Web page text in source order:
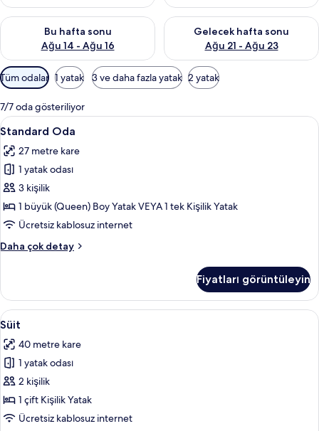
Bu hafta sonu
Ağu 14 - Ağu 16
Bu hafta sonu için müsaitliği kontrol et Ağu 14 - Ağu 16
Gelecek hafta sonu
Ağu 21 - Ağu 23
Önümüzdeki hafta sonu için
Odalar
için
mevcut
filtreler
Tüm odalar 1 yatak 3 ve daha fazla yatak 2 yatak
7/7 oda gösteriliyor
Standard
Oda
için
tüm
fotoğrafları
görün
Minibar, odada kasa, masa, ütü/ütü
13
Standard Oda
27 metre kare
1 yatak odası
3 kişilik
1 büyük (Queen) Boy Yatak VEYA 1 tek Kişilik Yatak
Ücretsiz kablosuz internet
Daha çok detay
Standard
fazla
detay
Fiyatları görüntüleyin
Süit
için
tüm
fotoğrafları
görün
4
Süit
40 metre kare
1 yatak odası
2 kişilik
1 çift Kişilik Yatak
Ücretsiz kablosuz internet